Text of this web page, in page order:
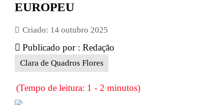
EUROPEU
Criado: 14 outubro 2025
Publicado por : Redação
Clara de Quadros Flores
(Tempo de leitura: 1 - 2 minutos)